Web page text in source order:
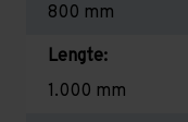
800 mm
Lengte:
1.000 mm